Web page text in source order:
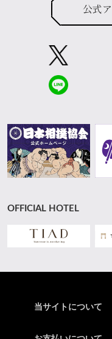
公式
OFFICIAL HOTEL
当サイトについて